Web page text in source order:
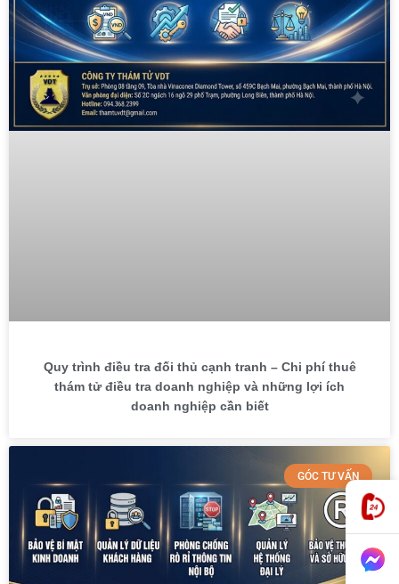
Quy trình điều tra đối thủ cạnh tranh – Chi phí thuê
thám tử điều tra doanh nghiệp và những lợi ích
doanh nghiệp cần biết
GÓC TƯ VẤN